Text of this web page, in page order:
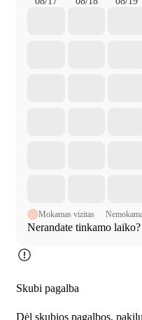
Mokamas vizitas
Nerandate tinkamo
Skubi pagalba
Dėl skubios pagalbos,